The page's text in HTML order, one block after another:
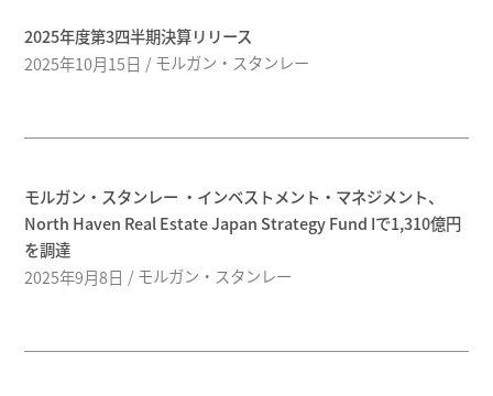
2025年度第3四半期決算リリース
2025年10月15日
モルガン・スタンレー
モルガン・スタンレー ・インベストメント・マネジメント、
North Haven Real Estate Japan Strategy Fund Iで1,310億円
を調達
2025年9月8日
モルガン・スタンレー